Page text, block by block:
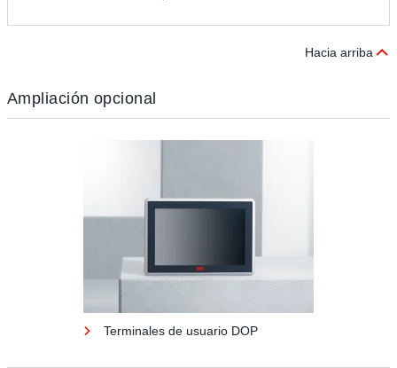
Hacia arriba
Ampliación opcional
Terminales de usuario DOP